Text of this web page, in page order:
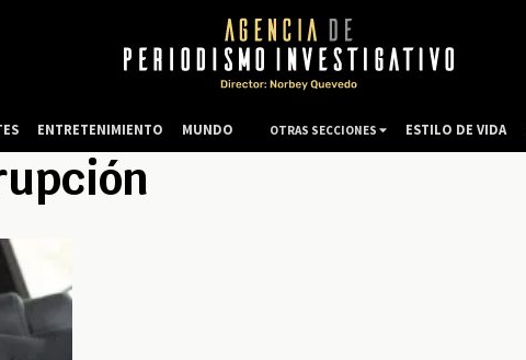
ENTRETENIMIENTO MUNDO OTRAS SECCIONES ESTILO DE VIDA